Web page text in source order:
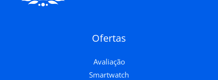
Ofertas
Avaliação
Smartwatch